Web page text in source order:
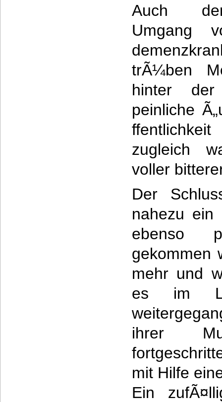
Auch der
Umgang
trÃ¼ben
hinter
peinliche
zugleich
voller
Der
nahezu ein
ebenso
gekommen
mehr und
es im
ihrer
mit Hilfe
Ein